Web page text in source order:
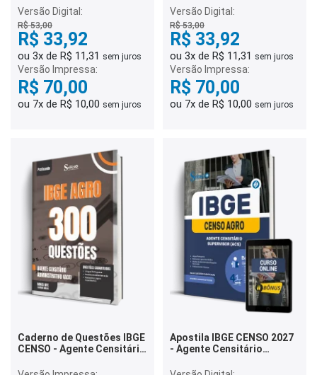
Versão Digital:
R$ 53,00
R$ 33,92
ou 3x de R$ 11,31 sem juros
Versão Impressa:
R$ 70,00
ou 7x de R$ 10,00 sem juros
Versão Digital:
R$ 53,00
R$ 33,92
ou 3x de R$ 11,31 sem juros
Versão Impressa:
R$ 70,00
ou 7x de R$ 10,00 sem juros
Caderno de Questões IBGE
CENSO - Agente Censitário
Questões Gabaritadas
Apostila IBGE CENSO 2027
- Agente Censitário